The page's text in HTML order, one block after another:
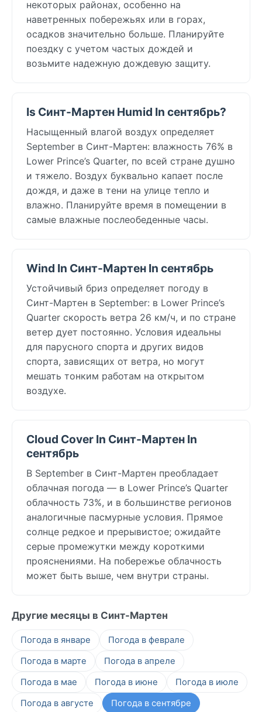
некоторых районах, особенно на
наветренных побережьях или в горах,
осадков значительно больше. Планируйте
поездку с учетом частых дождей и
возьмите надежную дождевую защиту.
Is Синт-Мартен Humid In сентябрь?
Насыщенный влагой воздух определяет
September в Синт-Мартен: влажность 76% в
Lower Prince’s Quarter, по всей стране душно
и тяжело. Воздух буквально капает после
дождя, и даже в тени на улице тепло и
влажно. Планируйте время в помещении в
самые влажные послеобеденные часы.
Wind In Синт-Мартен In сентябрь
Устойчивый бриз определяет погоду в
Синт-Мартен в September: в Lower Prince’s
Quarter скорость ветра 26 км/ч, и по стране
ветер дует постоянно. Условия идеальны
для парусного спорта и других видов
спорта, зависящих от ветра, но могут
мешать тонким работам на открытом
воздухе.
Cloud Cover In Синт-Мартен In
сентябрь
В September в Синт-Мартен преобладает
облачная погода — в Lower Prince’s Quarter
облачность 73%, и в большинстве регионов
аналогичные пасмурные условия. Прямое
солнце редкое и прерывистое; ожидайте
серые промежутки между короткими
прояснениями. На побережье облачность
может быть выше, чем внутри страны.
Другие месяцы в Синт-Мартен
Погода в январе
Погода в феврале
Погода в марте
Погода в апреле
Погода в мае
Погода в июне
Погода в июле
Погода в августе
Погода в сентябре